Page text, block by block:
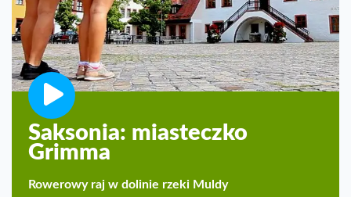
Saksonia: miasteczko
Grimma
Rowerowy raj w dolinie rzeki Muldy